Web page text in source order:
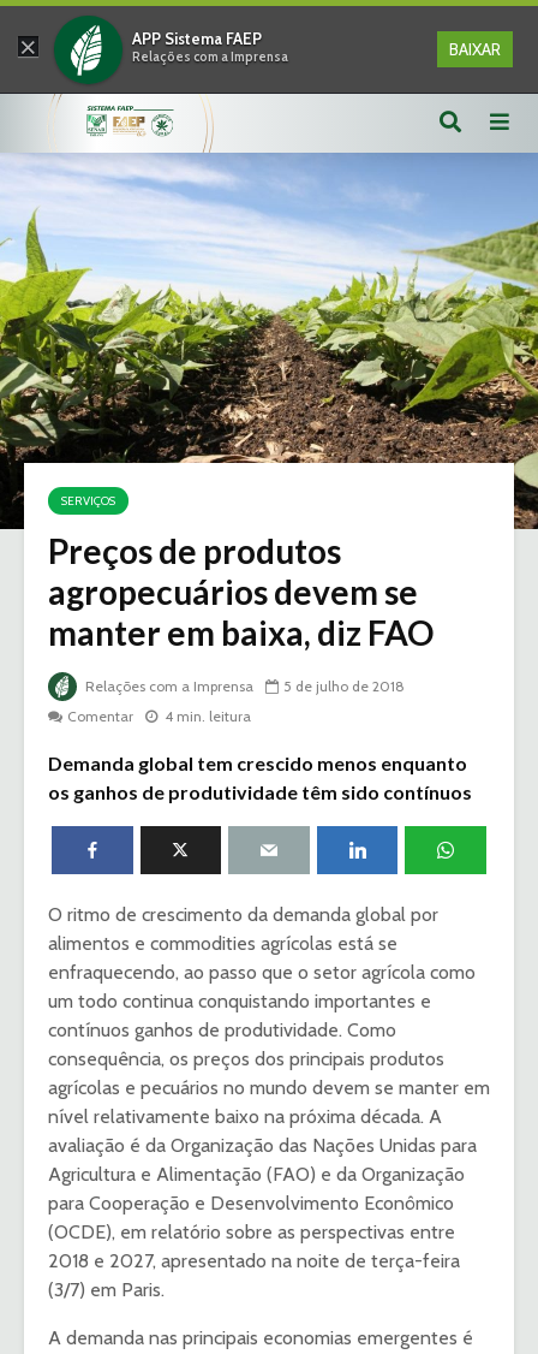
× APP Sistema FAEP
Relações com a Imprensa BAIXAR
SERVIÇOS
Preços de produtos
agropecuários devem se
manter em baixa, diz FAO
Relações com a Imprensa
5 de julho de 2018
Comentar
4 min. leitura
Demanda global tem crescido menos enquanto
os ganhos de produtividade têm sido contínuos
O ritmo de crescimento da demanda global por
alimentos e commodities agrícolas está se
enfraquecendo, ao passo que o setor agrícola como
um todo continua conquistando importantes e
contínuos ganhos de produtividade. Como
consequência, os preços dos principais produtos
agrícolas e pecuários no mundo devem se manter em
nível relativamente baixo na próxima década. A
avaliação é da Organização das Nações Unidas para
Agricultura e Alimentação (FAO) e da Organização
para Cooperação e Desenvolvimento Econômico
(OCDE), em relatório sobre as perspectivas entre
2018 e 2027, apresentado na noite de terça-feira
(3/7) em Paris.
A demanda nas principais economias emergentes é